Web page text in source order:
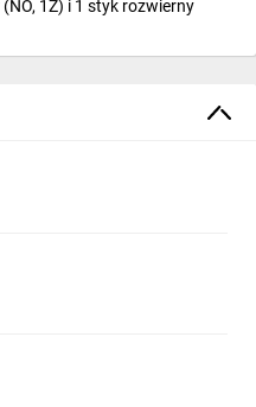
1Z) i 1 styk rozwierny
wysokość 80 mm ×
-40 °C do 80